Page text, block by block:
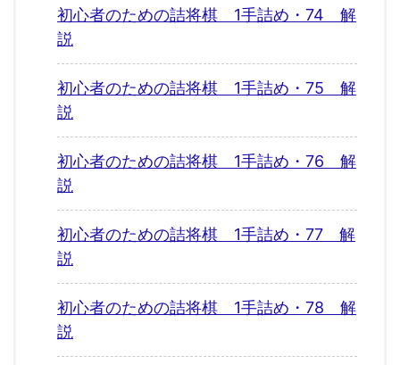
初心者のための詰将棋 1手詰め・74 解
説
初心者のための詰将棋 1手詰め・75 解
説
初心者のための詰将棋 1手詰め・76 解
説
初心者のための詰将棋 1手詰め・77 解
説
初心者のための詰将棋 1手詰め・78 解
説